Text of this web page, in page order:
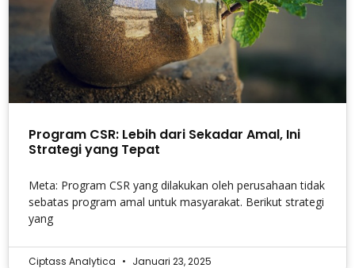
Program CSR: Lebih dari Sekadar Amal, Ini
Strategi yang Tepat
Meta: Program CSR yang dilakukan oleh perusahaan tidak
sebatas program amal untuk masyarakat. Berikut strategi
yang
Ciptass Analytica Januari 23, 2025